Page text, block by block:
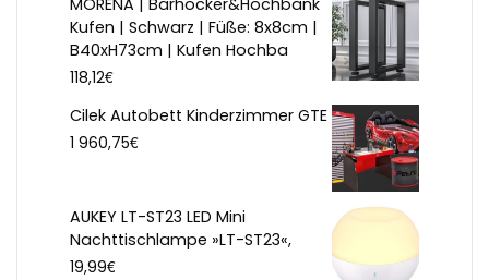
MORENA | Barhocker&Hochbank
Kufen | Schwarz | Füße: 8x8cm |
B40xH73cm | Kufen Hochba
118,12€
Cilek Autobett Kinderzimmer GTE
1 960,75€
AUKEY LT-ST23 LED Mini
Nachttischlampe »LT-ST23«,
19,99€